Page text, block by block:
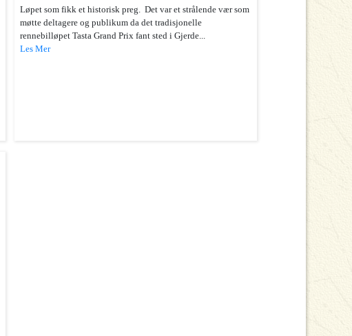
Løpet som fikk et historisk preg. Det var et strålende vær som
møtte deltagere og publikum da det tradisjonelle
rennebilløpet Tasta Grand Prix fant sted i Gjerde...
Les Mer